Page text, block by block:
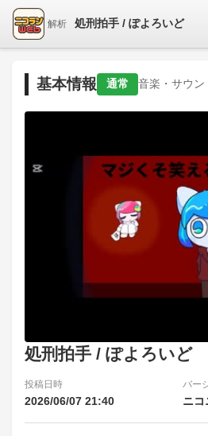
解析 処刑拍手 / ぽよろいど
基本情報 通常 音楽・サウン
処刑拍手 / ぽよろいど
投稿日時
2026/06/07 21:40
バー
ニ